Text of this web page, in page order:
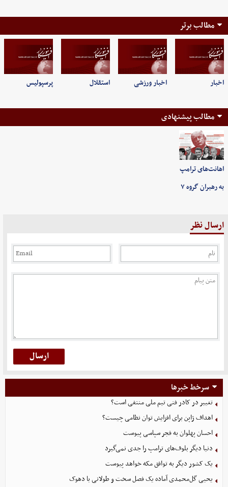
مطالب برتر
اخبار اخبار ورزشی استقلال پرسپولیس
مطالب پیشنهادی
اهانت‌های ترامپ
به رهبران گروه ۷
ارسال نظر
سرخط خبرها
تغییر در کادر فنی تیم ملی منتفی است؟
اهداف ژاپن برای افزایش توان نظامی چیست؟
احسان پهلوان به فجر سپاسی پیوست
دنیا دیگر بلوف‌های ترامپ را جدی نمی‌گیرد
یک کشور دیگر به توافق مکه خواهد پیوست
یحیی گل‌محمدی آماده یک فصل سخت و طولانی با دهوک